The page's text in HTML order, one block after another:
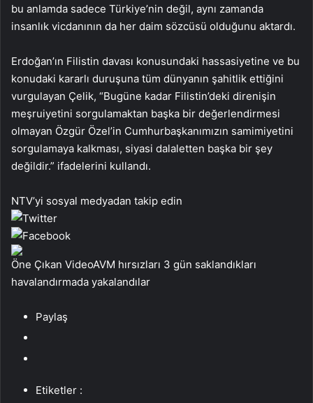
bu anlamda sadece Türkiye’nin değil, aynı zamanda
insanlık vicdanının da her daim sözcüsü olduğunu aktardı.
Erdoğan’ın Filistin davası konusundaki hassasiyetine ve bu
konudaki kararlı duruşuna tüm dünyanın şahitlik ettiğini
vurgulayan Çelik, “Bugüne kadar Filistin’deki direnişin
meşruiyetini sorgulamaktan başka bir değerlendirmesi
olmayan Özgür Özel’in Cumhurbaşkanımızın samimiyetini
sorgulamaya kalkması, siyasi dalaletten başka bir şey
değildir.” ifadelerini kullandı.
NTV’yi sosyal medyadan takip edin
Öne Çıkan VideoAVM hırsızları 3 gün saklandıkları
havalandırmada yakalandılar
Paylaş
Etiketler :